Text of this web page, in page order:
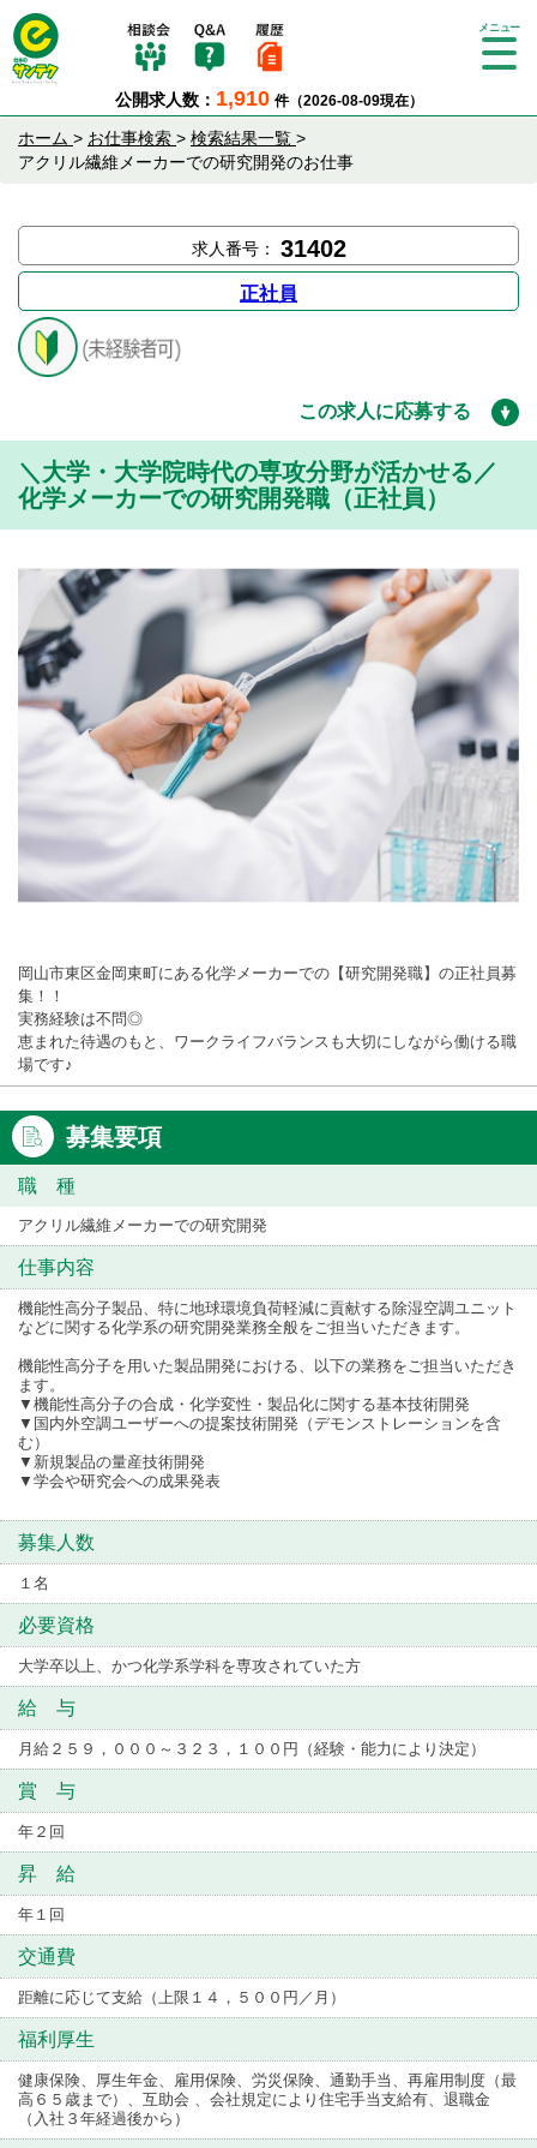
公開求人数： 1,910 件（2026-08-09現在）
Tog
ホーム > お仕事検索 > 検索結果一覧 >
アクリル繊維メーカーでの研究開発のお仕事
求人番号： 31402
正社員
この求人に応募する
＼大学・大学院時代の専攻分野が活かせる／
化学メーカーでの研究開発職（正社員）
岡山市東区金岡東町にある化学メーカーでの【研究開発職】の正社員募
集！！
実務経験は不問◎
恵まれた待遇のもと、ワークライフバランスも大切にしながら働ける職
場です♪
募集要項
職 種
アクリル繊維メーカーでの研究開発
仕事内容
機能性高分子製品、特に地球環境負荷軽減に貢献する除湿空調ユニット
などに関する化学系の研究開発業務全般をご担当いただきます。
機能性高分子を用いた製品開発における、以下の業務をご担当いただき
ます。
▼機能性高分子の合成・化学変性・製品化に関する基本技術開発
▼国内外空調ユーザーへの提案技術開発（デモンストレーションを含
む）
▼新規製品の量産技術開発
▼学会や研究会への成果発表
募集人数
１名
必要資格
大学卒以上、かつ化学系学科を専攻されていた方
給 与
月給２５９，０００～３２３，１００円（経験・能力により決定）
賞 与
年２回
昇 給
年１回
交通費
距離に応じて支給（上限１４，５００円／月）
福利厚生
健康保険、厚生年金、雇用保険、労災保険、通勤手当、再雇用制度（最
高６５歳まで）、互助会 、会社規定により住宅手当支給有、退職金
（入社３年経過後から）